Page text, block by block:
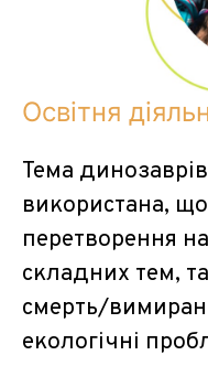
Освітня
Тема
використана,
перетворення
складних тем,
смерть/
екологічні